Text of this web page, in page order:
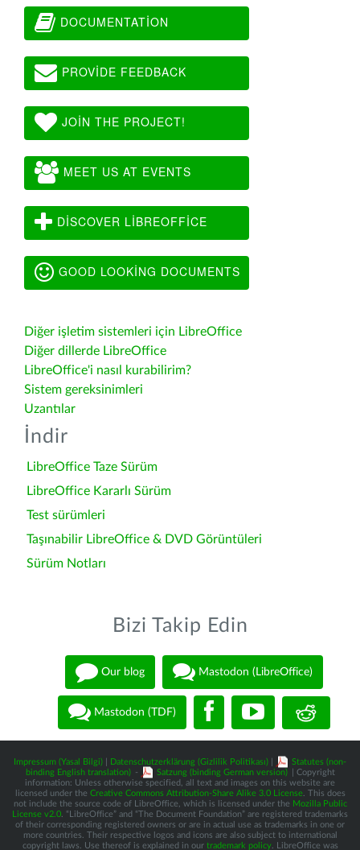
DOCUMENTATION
PROVIDE FEEDBACK
JOIN THE PROJECT!
MEET US AT EVENTS
DISCOVER LIBREOFFICE
GOOD LOOKING DOCUMENTS
Diğer işletim sistemleri için LibreOffice
Diğer dillerde LibreOffice
LibreOffice'i nasıl kurabilirim?
Sistem gereksinimleri
Uzantılar
İndir
LibreOffice Taze Sürüm
LibreOffice Kararlı Sürüm
Test sürümleri
Taşınabilir LibreOffice & DVD Görüntüleri
Sürüm Notları
Bizi Takip Edin
Our blog Mastodon (LibreOffice)
Mastodon (TDF)
Impressum (Yasal Bilgi) Datenschutzerklärung (Gizlilik Politikası)
Statutes (non-
binding English translation) - Satzung (binding German version)
| Copyright
information: Unless otherwise specified, all text and images on this website are
licensed under the Creative Commons Attribution-Share Alike 3.0 License. This does
not include the source code of LibreOffice, which is licensed under the Mozilla Public
License v2.0 . “LibreOffice” and “The Document Foundation” are registered trademarks
of their corresponding registered owners or are in actual use as trademarks in one or
more countries. Their respective logos and icons are also subject to international
copyright laws. Use thereof is explained in our trademark policy. LibreOffice was